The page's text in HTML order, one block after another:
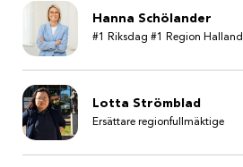
Hanna Schölander
#1 Riksdag #1 Region Halland
Lotta Strömblad
Ersättare regionfullmäktige